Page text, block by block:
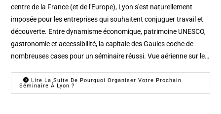
centre de la France (et de l'Europe), Lyon s'est naturellement
imposée pour les entreprises qui souhaitent conjuguer travail et
découverte. Entre dynamisme économique, patrimoine UNESCO,
gastronomie et accessibilité, la capitale des Gaules coche de
nombreuses cases pour un séminaire réussi. Vue aérienne sur le…
Lire La Suite De Pourquoi Organiser Votre Prochain
Séminaire À Lyon ?